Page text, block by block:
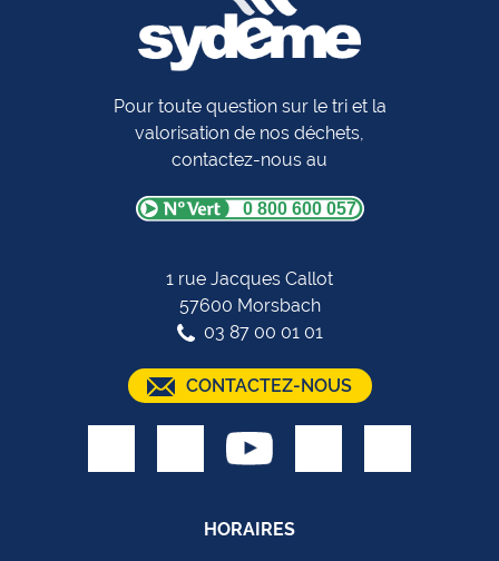
Pour toute question sur le tri et la
valorisation de nos déchets,
contactez-nous au
0 800 600 057
1 rue Jacques Callot
57600 Morsbach
03 87 00 01 01
CONTACTEZ-NOUS
HORAIRES